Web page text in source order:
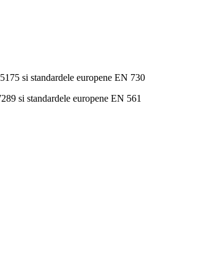
si standardele europene EN 730
si standardele europene EN 561